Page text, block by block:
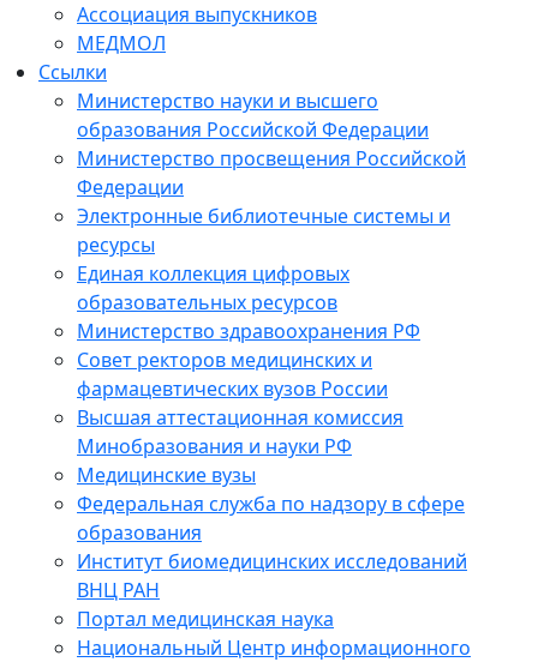
Ассоциация выпускников
МЕДМОЛ
Ссылки
Министерство науки и высшего
образования Российской Федерации
Министерство просвещения Российской
Федерации
Электронные библиотечные системы и
ресурсы
Единая коллекция цифровых
образовательных ресурсов
Министерство здравоохранения РФ
Совет ректоров медицинских и
фармацевтических вузов России
Высшая аттестационная комиссия
Минобразования и науки РФ
Медицинские вузы
Федеральная служба по надзору в сфере
образования
Институт биомедицинских исследований
ВНЦ РАН
Портал медицинская наука
Национальный Центр информационного